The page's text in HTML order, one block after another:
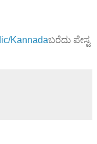
Kannadaಬರೆದು ಪೇಸ್ಟ